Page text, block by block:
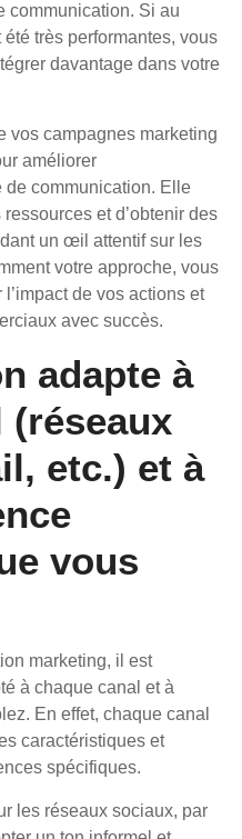
communication. Si au
très performantes, vous
davantage dans votre
vos campagnes marketing
améliorer
de communication. Elle
et d’obtenir des
un œil attentif sur les
votre approche, vous
de vos actions et
avec succès.
adapte à
(réseaux
etc.) et à
vous
marketing, il est
à chaque canal et à
En effet, chaque canal
caractéristiques et
spécifiques.
les réseaux sociaux, par